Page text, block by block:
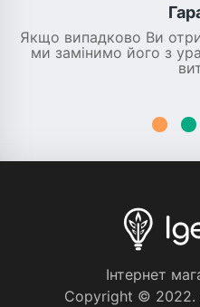
Якщо випадково Ви
ми замінимо його з
Iнтернет
Copyright © 2022.